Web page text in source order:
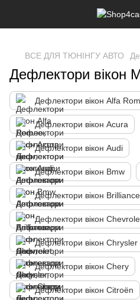
ВСЕ ДЛЯ ТЮНІНГУ АВТО
Дефлектори вікон
Дефлектори вікон Alfa
Дефлектори вікон Acura
Дефлектори вікон Audi
Дефлектори вікон Bmw
Дефлектори вікон Brilliance
Дефлектори вікон
Дефлектори вікон Chrysler
Дефлектори вікон Chery
Дефлектори вікон Citroën